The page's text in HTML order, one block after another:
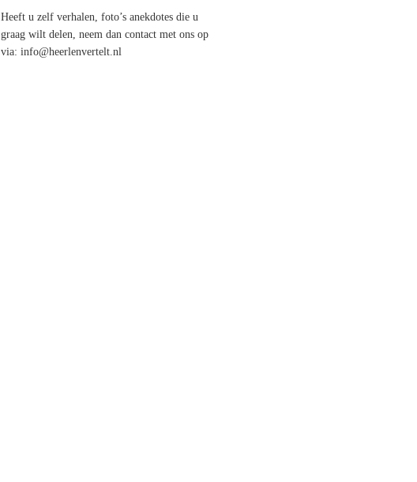
Heeft u zelf verhalen, foto’s anekdotes die u
graag wilt delen, neem dan contact met ons op
via: info@heerlenvertelt.nl